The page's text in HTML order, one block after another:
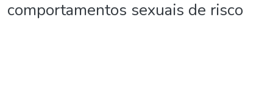
comportamentos sexuais de risco